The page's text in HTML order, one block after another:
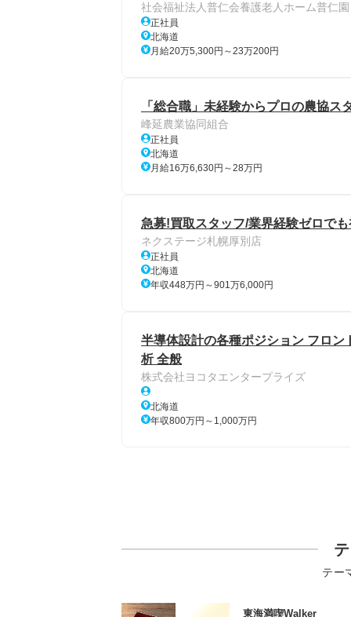
社会福祉法人普仁会養護老人ホーム普仁園
正社員
北海道
月給20万5,300円～23万200円
「総合職」未経験からプロの農協ス
峰延農業協同組合
正社員
北海道
月給16万6,630円～28万円
急募!買取スタッフ/業界経験ゼロで
ネクステージ札幌厚別店
正社員
北海道
年収448万円～901万6,000円
半導体設計の各種ポジション フロ
析 全般
株式会社ヨコタエンタープライズ
北海道
年収800万円～1,000万円
テー
東海満喫Walker